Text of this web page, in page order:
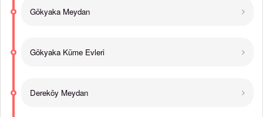
Gökyaka Meydan
Gökyaka Küme Evleri
Dereköy Meydan